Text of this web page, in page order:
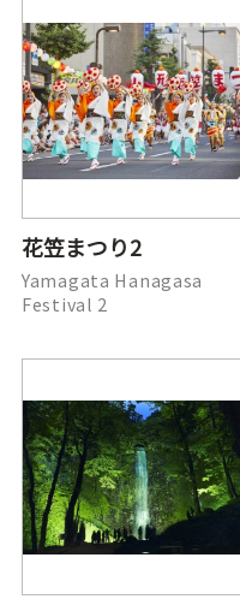
花笠まつり2
Yamagata Hanagasa
Festival 2